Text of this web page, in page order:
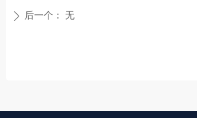
ꄲ 后一个： 无